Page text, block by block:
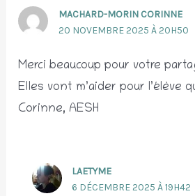
MACHARD-MORIN CORINNE
20 NOVEMBRE 2025 À 20H50
Merci beaucoup pour votre
Elles vont m’aider pour l’élève
Corinne, AESH
LAETYME
6 DÉCEMBRE 2025 À 19H42